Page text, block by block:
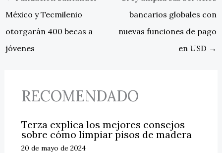
México y Tecmilenio
otorgarán 400 becas a
jóvenes
bancarios globales con
nuevas funciones de pago
en USD →
RECOMENDADO
Terza explica los mejores consejos
sobre cómo limpiar pisos de madera
20 de mayo de 2024